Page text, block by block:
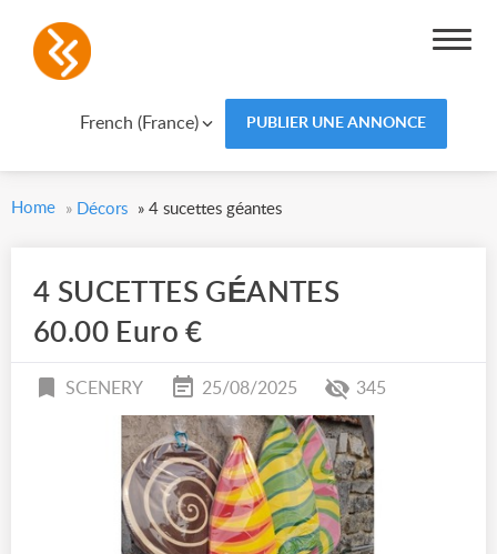
French (France) PUBLIER UNE ANNONCE
Home » Décors » 4 sucettes géantes
4 SUCETTES GÉANTES
60.00 Euro €
SCENERY 25/08/2025 345